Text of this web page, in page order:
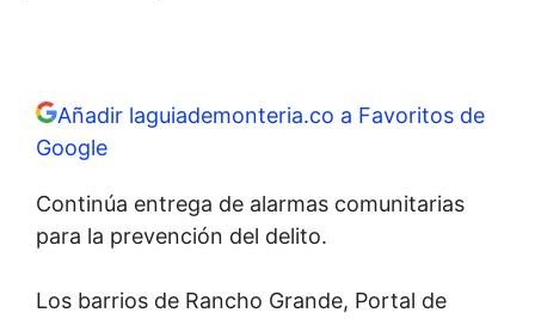
Añadir laguiademonteria.co a Favoritos de
Google
Continúa entrega de alarmas comunitarias
para la prevención del delito.
Los barrios de Rancho Grande, Portal de